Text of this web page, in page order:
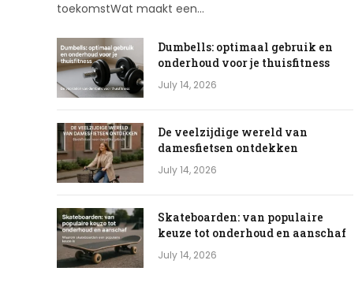
toekomstWat maakt een…
Dumbells: optimaal gebruik en
onderhoud voor je thuisfitness
July 14, 2026
De veelzijdige wereld van
damesfietsen ontdekken
July 14, 2026
Skateboarden: van populaire
keuze tot onderhoud en aanschaf
July 14, 2026